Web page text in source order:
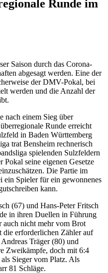
Runde im
Saison durch das Corona-
abgesagt werden. Eine der
der DMV-Pokal, bei
werden und die Anzahl der
nach einem Sieg über
Runde erreicht
in Baden Württemberg
trat Bensheim rechnerisch
spielenden Sulzfeldern
seine eigenen Gesetze
Die Partie im
ein Spieler für ein gewonnenes
kann.
(67) und Hans-Peter Fritsch
in ihren Duellen in Führung
auch nicht mehr vom Brot
die erforderlichen Zähler auf
Träger (80) und
Zweikämpfe, doch mit 6:4
Sieger vom Platz. Als
81 Schläge.